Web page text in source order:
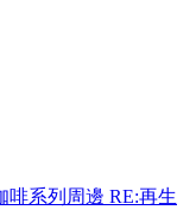
啡系列周邊 RE:再生